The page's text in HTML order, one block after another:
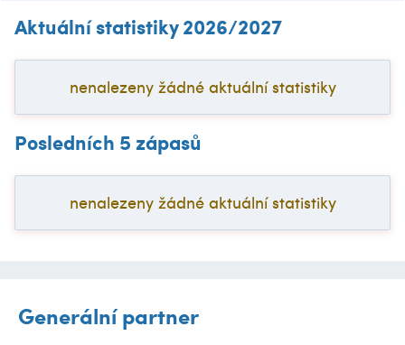
Aktuální statistiky 2026/2027
nenalezeny žádné aktuální statistiky
Posledních 5 zápasů
nenalezeny žádné aktuální statistiky
Generální partner